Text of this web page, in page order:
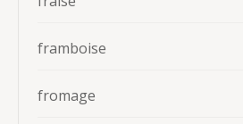
framboise
fromage